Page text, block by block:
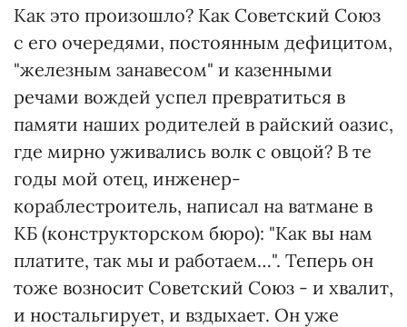
Как это произошло? Как Советский Союз
с его очередями, постоянным дефицитом,
"железным занавесом" и казенными
речами вождей успел превратиться в
памяти наших родителей в райский оазис,
где мирно уживались волк с овцой? В те
годы мой отец, инженер-
кораблестроитель, написал на ватмане в
КБ (конструкторском бюро): "Как вы нам
платите, так мы и работаем…". Теперь он
тоже возносит Советский Союз - и хвалит,
и ностальгирует, и вздыхает. Он уже